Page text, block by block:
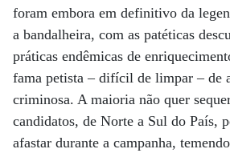
foram embora em definitivo da
a bandalheira, com as patéticas
práticas endêmicas de
fama petista – difícil de limpar – de
criminosa. A maioria não quer
candidatos, de Norte a Sul do País,
afastar durante a campanha,